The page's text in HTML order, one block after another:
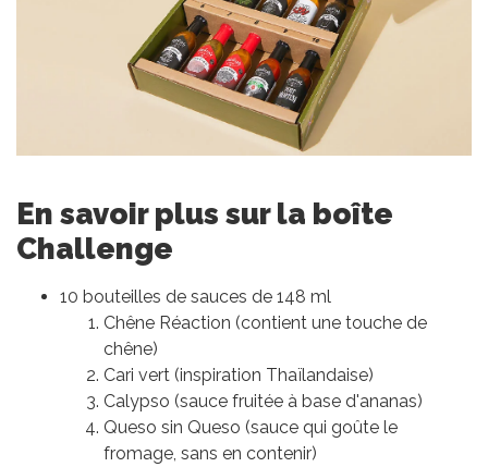
En savoir plus sur la boîte
Challenge
10 bouteilles de sauces de 148 ml
Chêne Réaction (contient une touche de
chêne)
Cari vert (inspiration Thaïlandaise)
Calypso (sauce fruitée à base d'ananas)
Queso sin Queso (sauce qui goûte le
fromage, sans en contenir)